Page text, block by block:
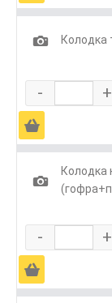
1
Колодка
- +
Ä
1
Колодка
- +
Ä